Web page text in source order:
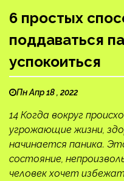
6 простых
поддаваться
успокоиться
Пн Апр 18 , 2022
14 Когда вокруг
угрожающие жизни,
начинается паника.
состояние,
человек хочет